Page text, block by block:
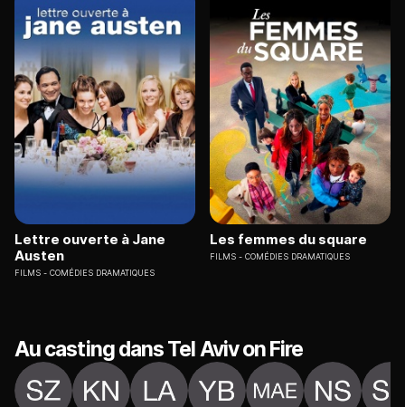
Lettre ouverte à Jane
Austen
FILMS COMÉDIES DRAMATIQUES
Les femmes du square
FILMS COMÉDIES DRAMATIQUES
Au casting dans Tel Aviv on Fire